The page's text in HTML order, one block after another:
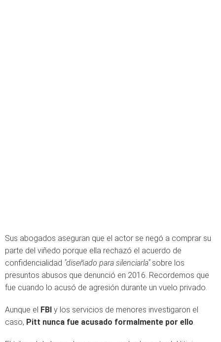
Sus abogados aseguran que el actor se negó a comprar su
parte del viñedo porque ella rechazó el acuerdo de
confidencialidad "diseñado para silenciarla"sobre los
presuntos abusos que denunció en 2016. Recordemos que
fue cuando lo acusó de agresión durante un vuelo privado.
Aunque el FBI y los servicios de menores investigaron el
caso, Pitt nunca fue acusado formalmente por ello.